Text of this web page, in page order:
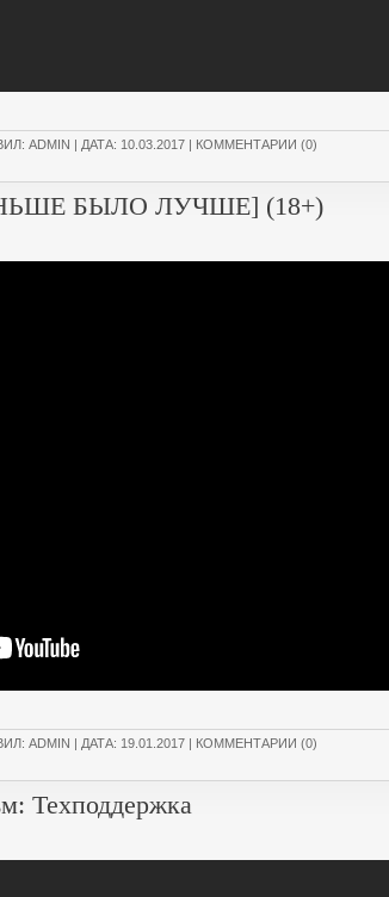
ADMIN | ДАТА: 10.03.2017 | КОММЕНТАРИИ (0)
БЫЛО ЛУЧШЕ] (18+)
ADMIN | ДАТА: 19.01.2017 | КОММЕНТАРИИ (0)
Техподдержка